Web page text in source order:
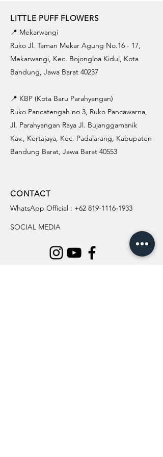
LITTLE PUFF FLOWERS
📍 Mekarwangi
Ruko Jl. Taman Mekar Agung No.16 - 17,
Mekarwangi, Kec. Bojongloa Kidul, Kota
Bandung, Jawa Barat 40237
📍 KBP (Kota Baru Parahyangan)
Ruko Pancatengah no 3, Ruko Pancawarna,
Jl. Parahyangan Raya Jl. Bujanggamanik
Kav., Kertajaya, Kec. Padalarang, Kabupaten
Bandung Barat, Jawa Barat 40553
CONTACT
WhatsApp Official : +62 819-1116-1933
SOCIAL MEDIA